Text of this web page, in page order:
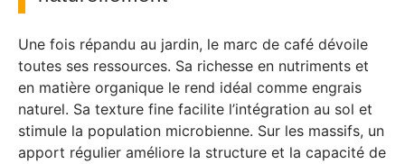
Une fois répandu au jardin, le marc de café dévoile
toutes ses ressources. Sa richesse en nutriments et
en matière organique le rend idéal comme engrais
naturel. Sa texture fine facilite l’intégration au sol et
stimule la population microbienne. Sur les massifs, un
apport régulier améliore la structure et la capacité de